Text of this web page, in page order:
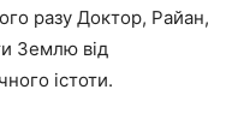
разу Доктор, Райан,
Землю від
істоти.